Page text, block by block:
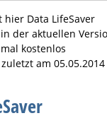
hier Data LifeSaver
der aktuellen
kostenlos
am 05.05.2014